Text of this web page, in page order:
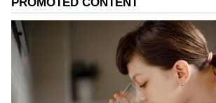
மின் விநியோகம் மீண்டும்
என்று மின் வாரியம்
ஏசியாநெட் தமிழ்-ஐ உங்கள்
தேர்வாக்குங்கள்